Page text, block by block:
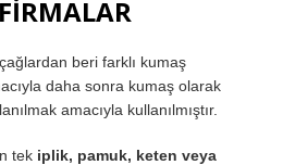
beri farklı kumaş
daha sonra kumaş olarak
amacıyla kullanılmıştır.
tek iplik, pamuk, keten veya